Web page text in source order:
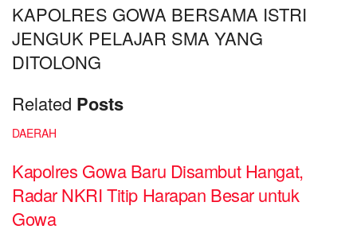
KAPOLRES GOWA BERSAMA ISTRI
JENGUK PELAJAR SMA YANG
DITOLONG
Related Posts
DAERAH
Kapolres Gowa Baru Disambut Hangat,
Radar NKRI Titip Harapan Besar untuk
Gowa